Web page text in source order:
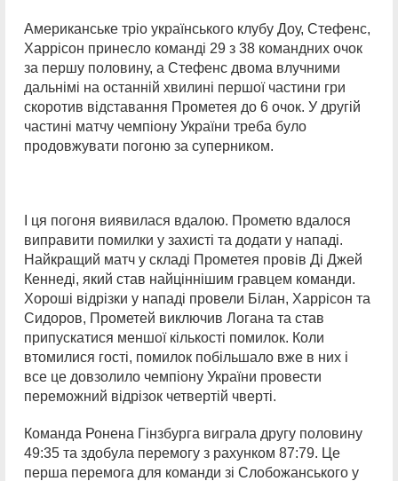
Американське тріо українського клубу Доу, Стефенс,
Харрісон принесло команді 29 з 38 командних очок
за першу половину, а Стефенс двома влучними
дальнімі на останній хвилині першої частини гри
скоротив відставання Прометея до 6 очок. У другій
частині матчу чемпіону України треба було
продовжувати погоню за суперником.
І ця погоня виявилася вдалою. Прометю вдалося
виправити помилки у захисті та додати у нападі.
Найкращий матч у складі Прометея провів Ді Джей
Кеннеді, який став найціннішим гравцем команди.
Хороші відрізки у нападі провели Білан, Харрісон та
Сидоров, Прометей виключив Логана та став
припускатися меншої кількості помилок. Коли
втомилися гості, помилок побільшало вже в них і
все це довзолило чемпіону України провести
переможний відрізок четвертій чверті.
Команда Ронена Гінзбурга виграла другу половину
49:35 та здобула перемогу з рахунком 87:79. Це
перша перемога для команди зі Слобожанського у